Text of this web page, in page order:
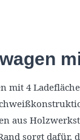
mit 4
aus
sorgt dafür,